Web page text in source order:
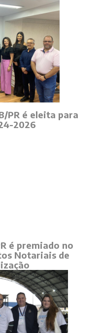
PR é eleita para
2026
é premiado no
Notariais de